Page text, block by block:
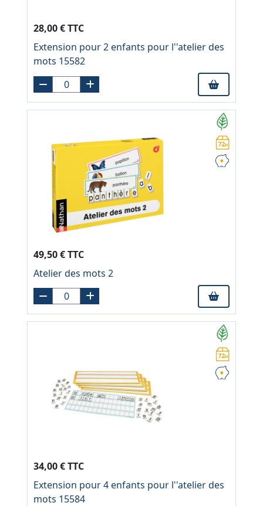
28,00 € TTC
Extension pour 2 enfants pour l''atelier des
mots 15582
49,50 € TTC
Atelier des mots 2
34,00 € TTC
Extension pour 4 enfants pour l''atelier des
mots 15584